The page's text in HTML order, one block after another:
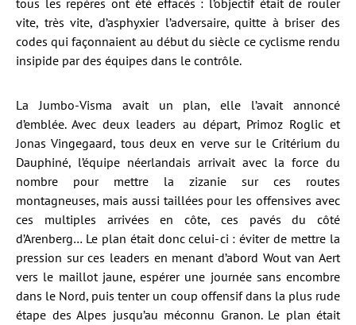
tous les repères ont été effacés : l’objectif était de rouler
vite, très vite, d’asphyxier l’adversaire, quitte à briser des
codes qui façonnaient au début du siècle ce cyclisme rendu
insipide par des équipes dans le contrôle.
La Jumbo-Visma avait un plan, elle l’avait annoncé
d’emblée. Avec deux leaders au départ, Primoz Roglic et
Jonas Vingegaard, tous deux en verve sur le Critérium du
Dauphiné, l’équipe néerlandais arrivait avec la force du
nombre pour mettre la zizanie sur ces routes
montagneuses, mais aussi taillées pour les offensives avec
ces multiples arrivées en côte, ces pavés du côté
d’Arenberg… Le plan était donc celui-ci : éviter de mettre la
pression sur ces leaders en menant d’abord Wout van Aert
vers le maillot jaune, espérer une journée sans encombre
dans le Nord, puis tenter un coup offensif dans la plus rude
étape des Alpes jusqu’au méconnu Granon. Le plan était